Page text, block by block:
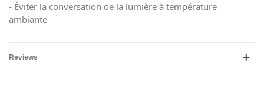
- Éviter la conversation de la lumière à température
ambiante
Reviews